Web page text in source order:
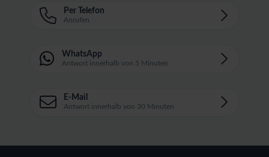
Per Telefon
Anrufen
WhatsApp
Antwort innerhalb von 5 Minuten
E-Mail
Antwort innerhalb von 30 Minuten